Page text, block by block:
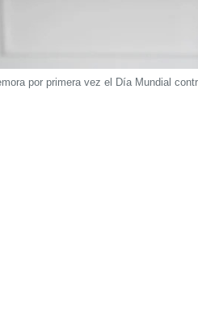
por primera vez el Día Mundial